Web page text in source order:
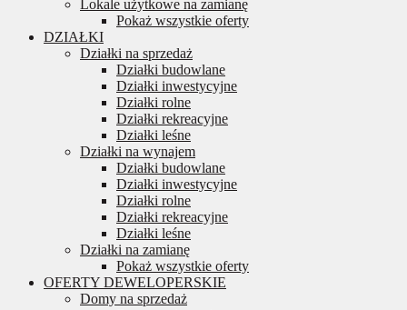
Lokale użytkowe na zamianę
Pokaż wszystkie oferty
DZIAŁKI
Działki na sprzedaż
Działki budowlane
Działki inwestycyjne
Działki rolne
Działki rekreacyjne
Działki leśne
Działki na wynajem
Działki budowlane
Działki inwestycyjne
Działki rolne
Działki rekreacyjne
Działki leśne
Działki na zamianę
Pokaż wszystkie oferty
OFERTY DEWELOPERSKIE
Domy na sprzedaż